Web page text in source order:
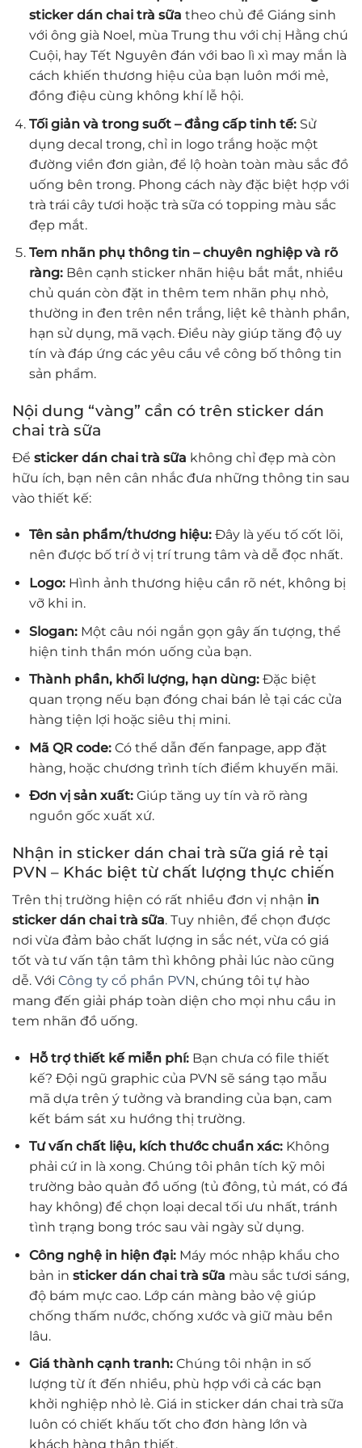
sticker dán chai trà sữa theo chủ đề Giáng sinh
với ông già Noel, mùa Trung thu với chị Hằng chú
Cuội, hay Tết Nguyên đán với bao lì xì may mắn là
cách khiến thương hiệu của bạn luôn mới mẻ,
đồng điệu cùng không khí lễ hội.
Tối giản và trong suốt – đẳng cấp tinh tế:Sử
dụng decal trong, chỉ in logo trắng hoặc một
đường viền đơn giản, để lộ hoàn toàn màu sắc đồ
uống bên trong. Phong cách này đặc biệt hợp với
trà trái cây tươi hoặc trà sữa có topping màu sắc
đẹp mắt.
Tem nhãn phụ thông tin – chuyên nghiệp và rõ
ràng:Bên cạnh sticker nhãn hiệu bắt mắt, nhiều
chủ quán còn đặt in thêm tem nhãn phụ nhỏ,
thường in đen trên nền trắng, liệt kê thành phần,
hạn sử dụng, mã vạch. Điều này giúp tăng độ uy
tín và đáp ứng các yêu cầu về công bố thông tin
sản phẩm.
Nội dung “vàng” cần có trên sticker dán
chai trà sữa
Để sticker dán chai trà sữa không chỉ đẹp mà còn
hữu ích, bạn nên cân nhắc đưa những thông tin sau
vào thiết kế:
Tên sản phẩm/thương hiệu:Đây là yếu tố cốt lõi,
nên được bố trí ở vị trí trung tâm và dễ đọc nhất.
Logo:Hình ảnh thương hiệu cần rõ nét, không bị
vỡ khi in.
Slogan:Một câu nói ngắn gọn gây ấn tượng, thể
hiện tinh thần món uống của bạn.
Thành phần, khối lượng, hạn dùng:Đặc biệt
quan trọng nếu bạn đóng chai bán lẻ tại các cửa
hàng tiện lợi hoặc siêu thị mini.
Mã QR code:Có thể dẫn đến fanpage, app đặt
hàng, hoặc chương trình tích điểm khuyến mãi.
Đơn vị sản xuất:Giúp tăng uy tín và rõ ràng
nguồn gốc xuất xứ.
Nhận in sticker dán chai trà sữa giá rẻ tại
PVN – Khác biệt từ chất lượng thực chiến
Trên thị trường hiện có rất nhiều đơn vị nhận in
sticker dán chai trà sữa. Tuy nhiên, để chọn được
nơi vừa đảm bảo chất lượng in sắc nét, vừa có giá
tốt và tư vấn tận tâm thì không phải lúc nào cũng
dễ. Với Công ty cổ phần PVN, chúng tôi tự hào
mang đến giải pháp toàn diện cho mọi nhu cầu in
tem nhãn đồ uống.
Hỗ trợ thiết kế miễn phí:Bạn chưa có file thiết
kế? Đội ngũ graphic của PVN sẽ sáng tạo mẫu
mã dựa trên ý tưởng và branding của bạn, cam
kết bám sát xu hướng thị trường.
Tư vấn chất liệu, kích thước chuẩn xác:Không
phải cứ in là xong. Chúng tôi phân tích kỹ môi
trường bảo quản đồ uống (tủ đông, tủ mát, có đá
hay không) để chọn loại decal tối ưu nhất, tránh
tình trạng bong tróc sau vài ngày sử dụng.
Công nghệ in hiện đại:Máy móc nhập khẩu cho
bản in sticker dán chai trà sữa màu sắc tươi sáng,
độ bám mực cao. Lớp cán màng bảo vệ giúp
chống thấm nước, chống xước và giữ màu bền
lâu.
Giá thành cạnh tranh:Chúng tôi nhận in số
lượng từ ít đến nhiều, phù hợp với cả các bạn
khởi nghiệp nhỏ lẻ. Giá in sticker dán chai trà sữa
luôn có chiết khấu tốt cho đơn hàng lớn và
khách hàng thân thiết.